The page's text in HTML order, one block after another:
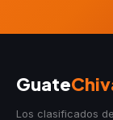
Guate
Los clasificados